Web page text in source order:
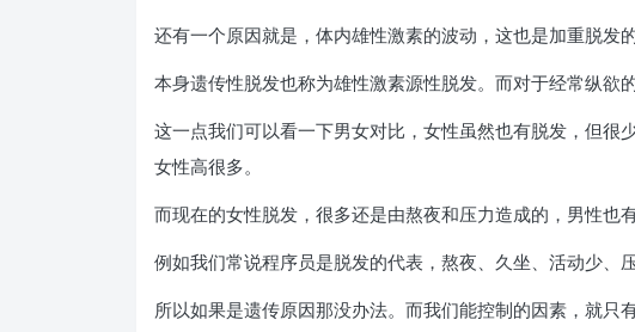
还有一个原因就是，体内雄性激素的波动，这也是加重脱发的
本身遗传性脱发也称为雄性激素源性脱发。而对于经常纵欲
这一点我们可以看一下男女对比，女性虽然也有脱发，但
女性高很多。
而现在的女性脱发，很多还是由熬夜和压力造成的，男性也
例如我们常说程序员是脱发的代表，熬夜、久坐、活动少、
所以如果是遗传原因那没办法。而我们能控制的因素，就只